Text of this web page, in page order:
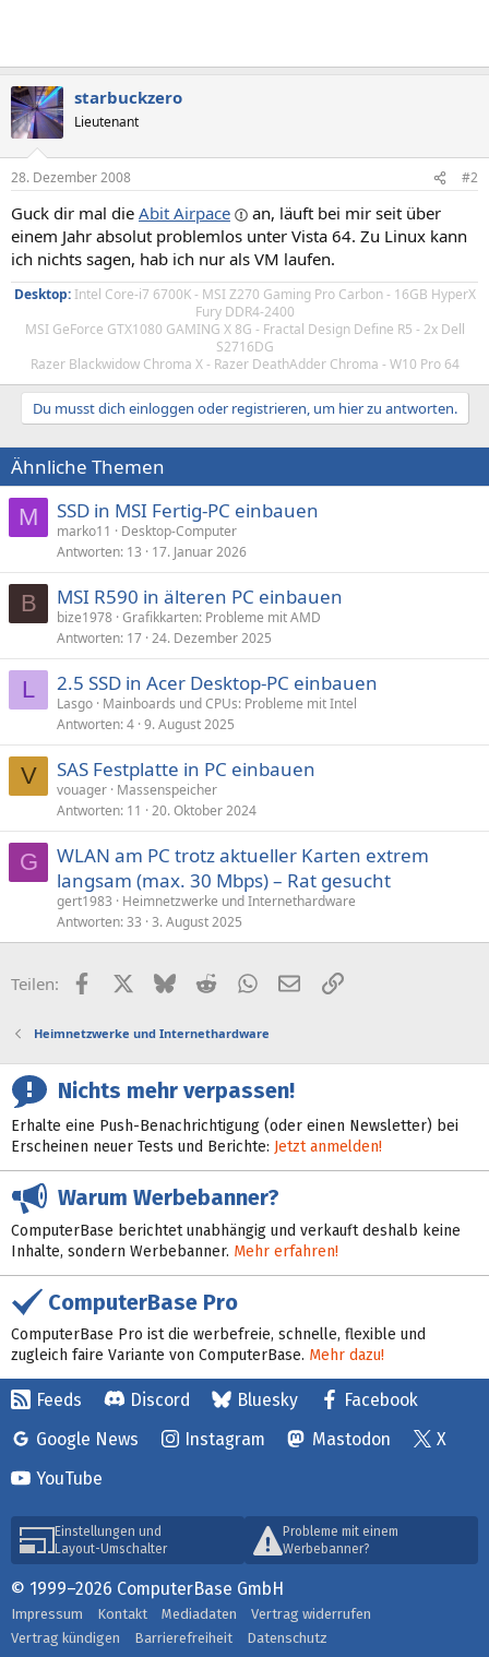
starbuckzero
Lieutenant
28. Dezember 2008 #2
Guck dir mal die Abit Airpace
an, läuft bei mir seit über
einem Jahr absolut problemlos unter Vista 64. Zu Linux kann
ich nichts sagen, hab ich nur als VM laufen.
Desktop:Intel Core-i7 6700K - MSI Z270 Gaming Pro Carbon - 16GB HyperX
Fury DDR4-2400
MSI GeForce GTX1080 GAMING X 8G - Fractal Design Define R5 - 2x Dell
S2716DG
Razer Blackwidow Chroma X - Razer DeathAdder Chroma - W10 Pro 64
Du musst dich einloggen oder registrieren, um hier zu antworten.
Ähnliche Themen
M SSD in MSI Fertig-PC einbauen
marko11
Desktop-Computer
Antworten 13 17. Januar 2026
B MSI R590 in älteren PC einbauen
bize1978 Grafikkarten: Probleme mit AMD
Antworten 17 24. Dezember 2025
L 2.5 SSD in Acer Desktop-PC einbauen
Lasgo Mainboards und CPUs: Probleme mit Intel
Antworten 4 9. August 2025
V SAS Festplatte in PC einbauen
vouager Massenspeicher
Antworten 11 20. Oktober 2024
G
WLAN am PC trotz aktueller Karten extrem
langsam (max. 30 Mbps) – Rat gesucht
gert1983
Heimnetzwerke und Internethardware
Antworten 33 3. August 2025
Teilen: FacebookX (Twitter)
BlueskyRedditWhatsApp
E-MailLink
Heimnetzwerke und Internethardware
Nichts mehr verpassen!
Erhalte eine Push-Benachrichtigung (oder einen Newsletter) bei
Erscheinen neuer Tests und Berichte: Jetzt anmelden!
Warum Werbebanner?
ComputerBase berichtet unabhängig und verkauft deshalb keine
Inhalte, sondern Werbebanner. Mehr erfahren!
ComputerBase Pro
ComputerBase Pro ist die werbefreie, schnelle, flexible und
zugleich faire Variante von ComputerBase. Mehr dazu!
Feeds Discord Bluesky
Facebook
Google News
Instagram Mastodon
X
YouTube
Einstellungen und
Layout-Umschalter
Probleme mit einem
Werbebanner?
© 1999–2026 ComputerBase GmbH
Impressum Kontakt Mediadaten
Vertrag widerrufen
Vertrag kündigen
Barrierefreiheit Datenschutz